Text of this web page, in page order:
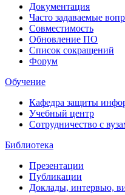
Документация
Часто задаваемые
Совместимость
Обновление ПО
Список сокращений
Форум
Обучение
Кафедра защиты
Учебный центр
Сотрудничество с
Библиотека
Презентации
Публикации
Доклады, интервью,